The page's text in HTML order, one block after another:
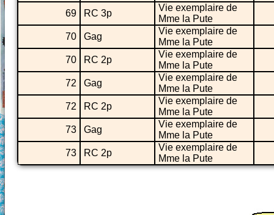
69
RC 3p
Vie exemplaire de
Mme la Pute
70
Gag
Vie exemplaire de
Mme la Pute
70
RC 2p
Vie exemplaire de
Mme la Pute
72
Gag
Vie exemplaire de
Mme la Pute
72
RC 2p
Vie exemplaire de
Mme la Pute
73
Gag
Vie exemplaire de
Mme la Pute
73
RC 2p
Vie exemplaire de
Mme la Pute